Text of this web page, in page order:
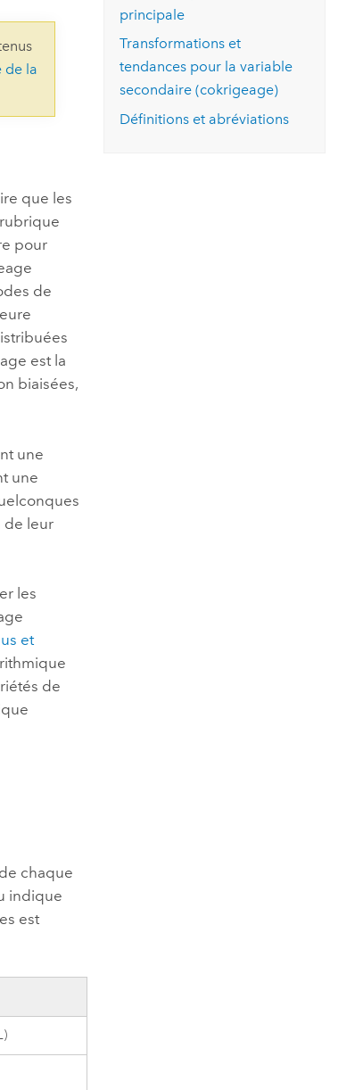
Découvrir ArcGIS Pro
Explorer ce cours
Lire le récit
de la
que les
pour
de
est la
biaisées,
une
une
de leur
les
et
de
chaque
indique
est
principale
Transformations et
tendances pour la variable
secondaire (cokrigeage)
Définitions et abréviations